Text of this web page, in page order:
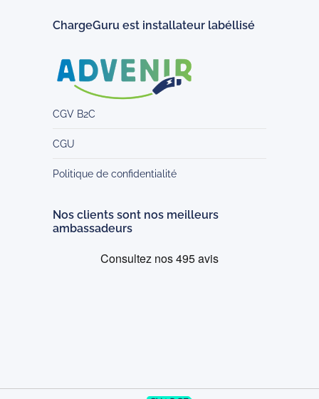
ChargeGuru est installateur labéllisé
CGV B2C
CGU
Politique de confidentialité
Nos clients sont nos meilleurs
ambassadeurs